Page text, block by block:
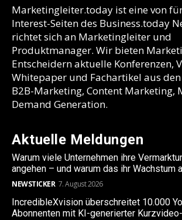
Marketingleiter.today ist eine von
Interest-Seiten des Business.today
richtet sich an Marketingleiter und
Produktmanager. Wir bieten
Entscheidern aktuelle Konferenzen,
Whitepaper und Fachartikel aus
B2B-Marketing, Content Marketing,
Demand Generation.
Aktuelle Meldungen
Warum viele Unternehmen ihre
angehen – und warum das ihr Wachstum
NEWSTICKER 7. August 2026
IncredibleXvision überschreitet 10.000
Abonnenten mit KI-generierter